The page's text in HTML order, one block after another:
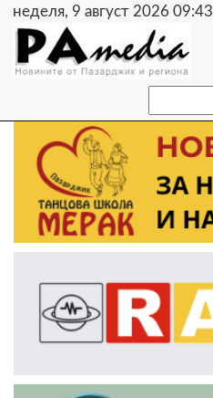
неделя, 9 август 2026 09:43